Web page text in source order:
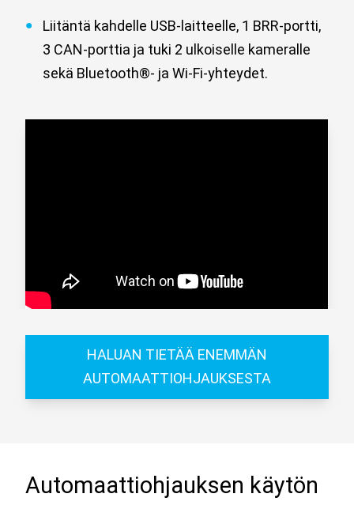
Liitäntä kahdelle USB-laitteelle, 1 BRR-portti,
3 CAN-porttia ja tuki 2 ulkoiselle kameralle
sekä Bluetooth®- ja Wi-Fi-yhteydet.
HALUAN TIETÄÄ ENEMMÄN
AUTOMAATTIOHJAUKSESTA
Automaattiohjauksen käytön